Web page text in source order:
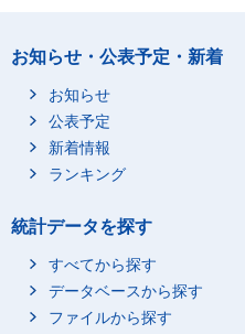
お知らせ・公表予定・新着
お知らせ
公表予定
新着情報
ランキング
統計データを探す
すべてから探す
データベースから探す
ファイルから探す